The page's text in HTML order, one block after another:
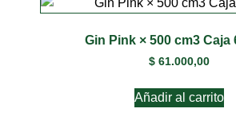
Gin Pink × 500 cm3 Caja
$ 61.000,00
Añadir al carrito